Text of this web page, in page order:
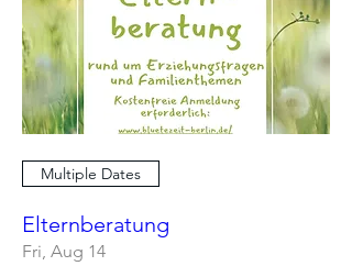
Multiple Dates
Elternberatung
Fri, Aug 14